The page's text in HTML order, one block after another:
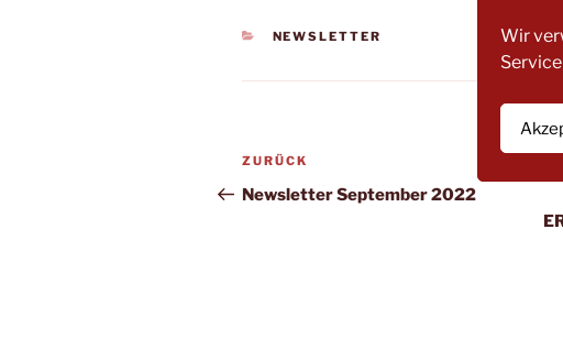
Wir
o
k
p
KATEGORIEN
NEWSLETTER
Beitragsnavigation
Vorheriger
Beitrag
ZURÜCK
Newsletter September 2022